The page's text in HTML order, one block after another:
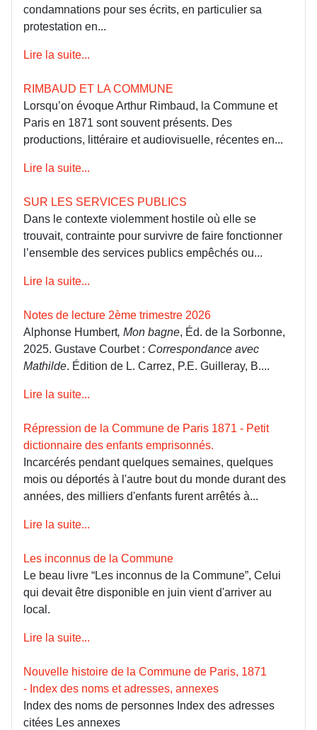
condamnations pour ses écrits, en particulier sa
protestation en...
Lire la suite...
RIMBAUD ET LA COMMUNE
Lorsqu’on évoque Arthur Rimbaud, la Commune et
Paris en 1871 sont souvent présents. Des
productions, littéraire et audiovisuelle, récentes en...
Lire la suite...
SUR LES SERVICES PUBLICS
Dans le contexte violemment hostile où elle se
trouvait, contrainte pour survivre de faire fonctionner
l’ensemble des services publics empêchés ou...
Lire la suite...
Notes de lecture 2ème trimestre 2026
Alphonse Humbert, Mon bagne, Éd. de la Sorbonne,
2025. Gustave Courbet : Correspondance avec
Mathilde. Édition de L. Carrez, P.E. Guilleray, B....
Lire la suite...
Répression de la Commune de Paris 1871 - Petit
dictionnaire des enfants emprisonnés.
Incarcérés pendant quelques semaines, quelques
mois ou déportés à l'autre bout du monde durant des
années, des milliers d'enfants furent arrêtés à...
Lire la suite...
Les inconnus de la Commune
Le beau livre “Les inconnus de la Commune”, Celui
qui devait être disponible en juin vient d'arriver au
local.
Lire la suite...
Nouvelle histoire de la Commune de Paris, 1871
- Index des noms et adresses, annexes
Index des noms de personnes Index des adresses
citées Les annexes